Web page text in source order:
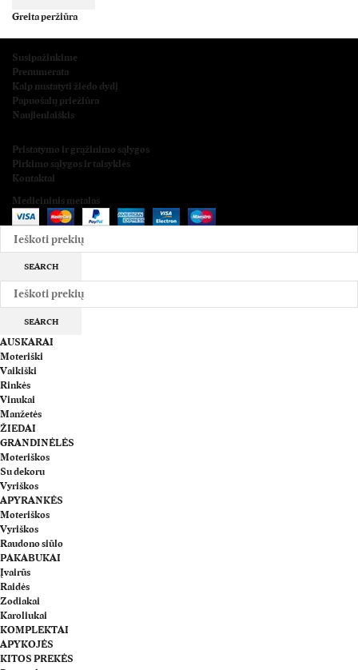
Greita peržiūra
Susipažinkime
Prenumerata
Kaip nustatyti žiedo dydį
Papuošalų priežiūra
Naujienlaiškis
Pristatymo ir grąžinimo sąlygos
Pirkimo sąlygos ir taisyklės
Kontaktai
Medicininis metalas
SEARCH
SEARCH
AUSKARAI
Moteriški
Vaikiški
Rinkės
Vinukai
Manžetės
ŽIEDAI
GRANDINĖLĖS
Moteriškos
Su dekoru
Vyriškos
APYRANKĖS
Moteriškos
Vyriškos
Raudono siūlo
PAKABUKAI
Įvairūs
Raidės
Zodiakai
Karoliukai
KOMPLEKTAI
APYKOJĖS
KITOS PREKĖS